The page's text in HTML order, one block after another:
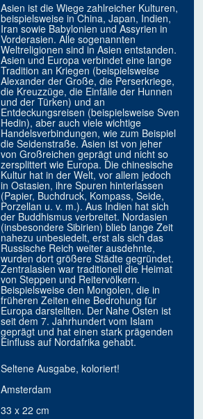
Asien ist die Wiege zahlreicher Kulturen,
beispielsweise in China, Japan, Indien,
Iran sowie Babylonien und Assyrien in
Vorderasien. Alle sogenannten
Weltreligionen sind in Asien entstanden.
Asien und Europa verbindet eine lange
Tradition an Kriegen (beispielsweise
Alexander der Große, die Perserkriege,
die Kreuzzüge, die Einfälle der Hunnen
und der Türken) und an
Entdeckungsreisen (beispielsweise Sven
Hedin), aber auch viele wichtige
Handelsverbindungen, wie zum Beispiel
die Seidenstraße. Asien ist von jeher
von Großreichen geprägt und nicht so
zersplittert wie Europa. Die chinesische
Kultur hat in der Welt, vor allem jedoch
in Ostasien, ihre Spuren hinterlassen
(Papier, Buchdruck, Kompass, Seide,
Porzellan u. v. m.). Aus Indien hat sich
der Buddhismus verbreitet. Nordasien
(insbesondere Sibirien) blieb lange Zeit
nahezu unbesiedelt, erst als sich das
Russische Reich weiter ausdehnte,
wurden dort größere Städte gegründet.
Zentralasien war traditionell die Heimat
von Steppen und Reitervölkern.
Beispielsweise den Mongolen, die in
früheren Zeiten eine Bedrohung für
Europa darstellten. Der Nahe Osten ist
seit dem 7. Jahrhundert vom Islam
geprägt und hat einen stark prägenden
Einfluss auf Nordafrika gehabt.
Seltene Ausgabe, koloriert!
Amsterdam
33 x 22 cm